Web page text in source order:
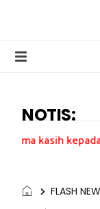
NOTIS:
semua
FLASH